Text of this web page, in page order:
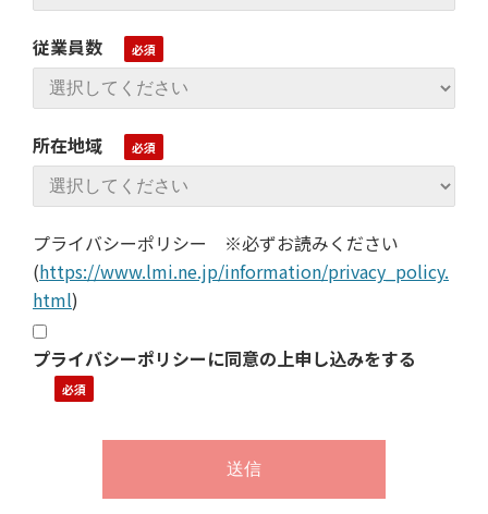
従業員数
所在地域
プライバシーポリシー ※必ずお読みください
(https://www.lmi.ne.jp/information/privacy_policy.
html)
プライバシーポリシーに同意の上申し込みをする